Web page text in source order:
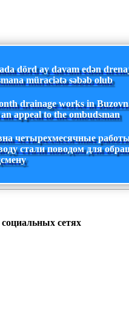
dörd ay davam edən
müraciətə səbəb olub
drainage works in
appeal to the ombudsman
четырехмесячные
стали поводом для
сетях